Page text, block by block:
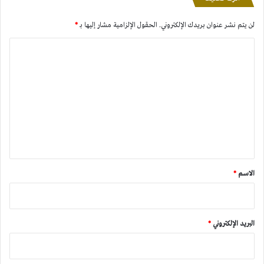
لن يتم نشر عنوان بريدك الإلكتروني. الحقول الإلزامية مشار إليها بـ*
*
الاسم *
البريد الإلكتروني *